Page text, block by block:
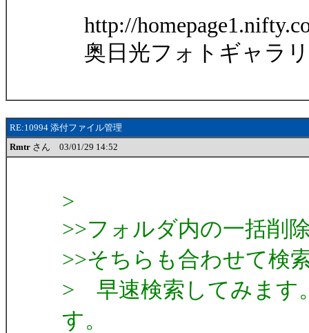
http://
奥日光フォトギャラ
RE:10994 添付ファイル管理
Rmtr さん 03/01/29 14:52
>
>>フォルダ内の一括削
>>そちらも合わせて検
> 早速検索してみます
す。